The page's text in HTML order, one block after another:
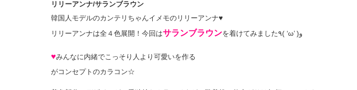
リリーアンナ/サランブラウン
韓国人モデルのカンテリちゃんイメモのリリーアンナ♥
リリーアンナは全４色展開！今回はサランブラウン を着けてみました٩( ‘ω’ )و
♥みんなに内緒でこっそり人より可愛いを作る
がコンセプトのカラコン☆